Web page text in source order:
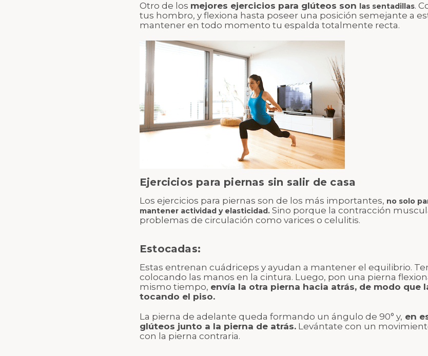
Otro de los mejores ejercicios para glúteos son las sentadillas.
tus hombro, y flexiona hasta poseer una posición semejante a
mantener en todo momento tu espalda totalmente recta.
Ejercicios para piernas sin salir de casa
Los ejercicios para piernas son de los más importantes, no solo
mantener actividad y elasticidad. Sino porque la contracción
problemas de circulación como varices o celulitis.
Estocadas:
Estas entrenan cuádriceps y ayudan a mantener el equilibrio.
colocando las manos en la cintura. Luego, pon una pierna
mismo tiempo, envía la otra pierna hacia atrás, de modo que
tocando el piso.
La pierna de adelante queda formando un ángulo de 90° y, en
glúteos junto a la pierna de atrás. Levántate con un
con la pierna contraria.